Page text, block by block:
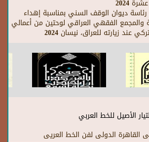
2024
ديوان الوقف السني بمناسبة إهداء
والمجمع الفقهي العراقي لوحتين من أعمالي
عند زيارته للعراق، نيسان 2024
الأصيل للخط العربي
القاهرة الدولى لفن الخط العريى